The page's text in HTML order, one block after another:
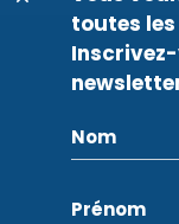
toutes